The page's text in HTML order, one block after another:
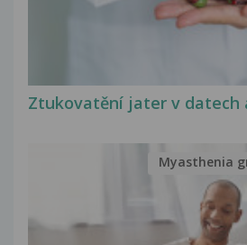
Ztukovatění jater v datech
Myasthenia